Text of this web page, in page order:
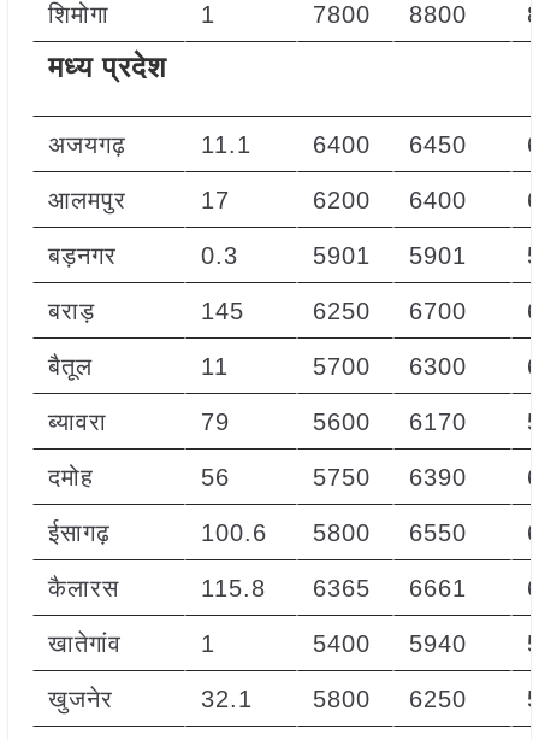
शिमोगा 1 7800 8800
मध्य प्रदेश
अजयगढ़ 11.1 6400 6450
आलमपुर 17 6200 6400
बड़नगर 0.3 5901 5901
बराड़ 145 6250 6700
बैतूल 11 5700 6300
ब्यावरा 79 5600 6170
दमोह 56 5750 6390
ईसागढ़ 100.6 5800 6550
कैलारस 115.8 6365 6661
खातेगांव 1 5400 5940
खुजनेर 32.1 5800 6250